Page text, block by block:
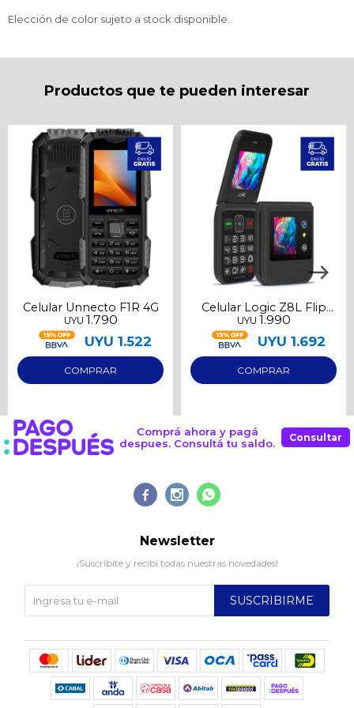
Elección de color sujeto a stock disponible.
Productos que te pueden interesar
Celular Unnecto F1R 4G
UYU 1.790
UYU 1.522
Celular Logic Z8L Flip
LTE
UYU 1.990
UYU 1.692
Comprá ahora y pagá
despues. Consultá tu saldo.
Consultar
  
Newsletter
¡Suscribite y recibí todas nuestras novedades!
SUSCRIBIRME